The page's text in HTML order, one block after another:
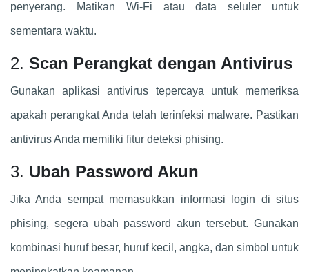
penyerang. Matikan Wi-Fi atau data seluler untuk
sementara waktu.
2. Scan Perangkat dengan Antivirus
Gunakan aplikasi antivirus tepercaya untuk memeriksa
apakah perangkat Anda telah terinfeksi malware. Pastikan
antivirus Anda memiliki fitur deteksi phising.
3. Ubah Password Akun
Jika Anda sempat memasukkan informasi login di situs
phising, segera ubah password akun tersebut. Gunakan
kombinasi huruf besar, huruf kecil, angka, dan simbol untuk